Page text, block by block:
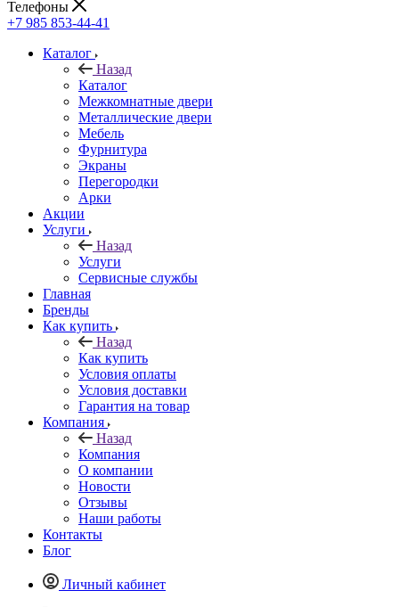
Телефоны
+7 985 853-44-41
Каталог
Назад
Каталог
Межкомнатные двери
Металлические двери
Мебель
Фурнитура
Экраны
Перегородки
Арки
Акции
Услуги
Назад
Услуги
Сервисные службы
Главная
Бренды
Как купить
Назад
Как купить
Условия оплаты
Условия доставки
Гарантия на товар
Компания
Назад
Компания
О компании
Новости
Отзывы
Наши работы
Контакты
Блог
Личный кабинет